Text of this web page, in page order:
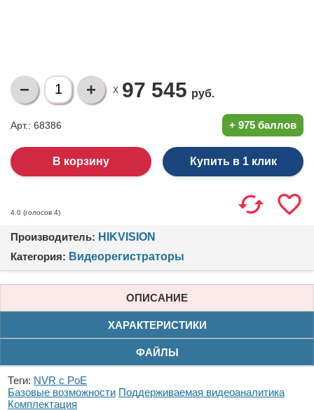
X 97 545 руб.
Арт.: 68386 + 975 баллов
Купить в 1 клик
4.0 (голосов 4)
Производитель: HIKVISION
Категория: Видеорегистраторы
ОПИСАНИЕ
ХАРАКТЕРИСТИКИ
ФАЙЛЫ
Теги: NVR с PoE
Базовые возможности Поддерживаемая видеоаналитика
Комплектация